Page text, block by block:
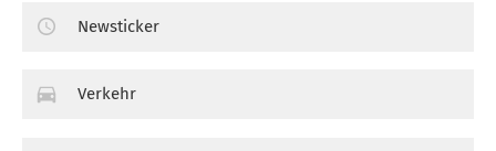
Newsticker
Verkehr